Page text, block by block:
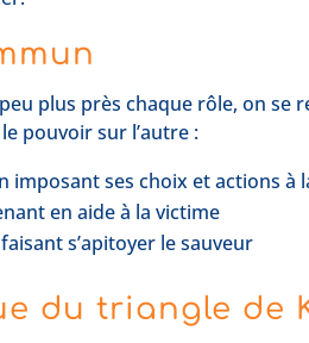
plus près chaque rôle, on se
pouvoir sur l’autre :
imposant ses choix et actions à
en aide à la victime
s’apitoyer le sauveur
du triangle de